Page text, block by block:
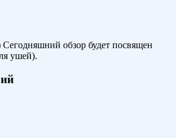
обзор будет посвящен
ушей).